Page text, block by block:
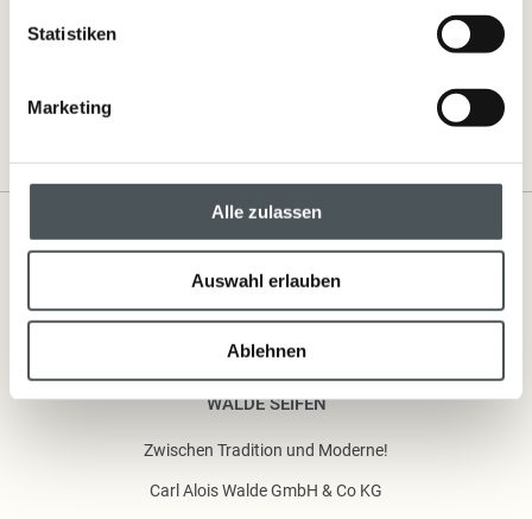
Statistiken
Marketing
Alle zulassen
Auswahl erlauben
Ablehnen
WALDE SEIFEN
Zwischen Tradition und Moderne!
Carl Alois Walde GmbH & Co KG